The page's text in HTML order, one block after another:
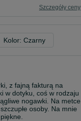
Szczegóły ceny
Kolor: Czarny
z fajną fakturą na
w dotyku, coś w rodzaju
nogawki. Na metce
osoby. Na mnie